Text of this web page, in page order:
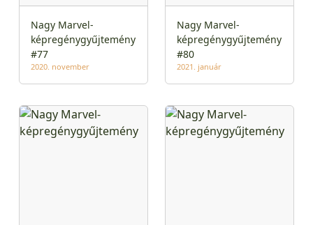
Nagy Marvel-
képregénygyűjtemény
#77
2020. november
Nagy Marvel-
képregénygyűjtemény
#80
2021. január